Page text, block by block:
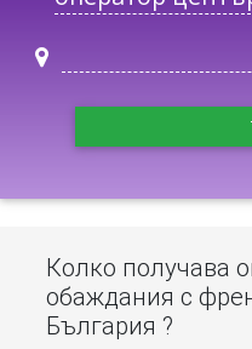
Колко получава
обаждания с
България ?